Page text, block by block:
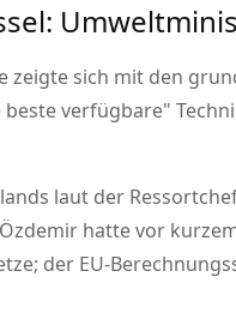
zeigte sich mit den
beste verfügbare
laut der
hatte vor
der EU-